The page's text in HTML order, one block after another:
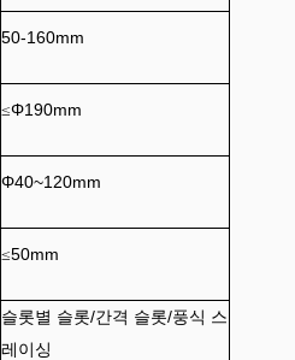
50-160mm
≤Φ190mm
Φ40~120mm
≤50mm
슬롯별 슬롯/간격 슬롯/풍식 스
레이싱